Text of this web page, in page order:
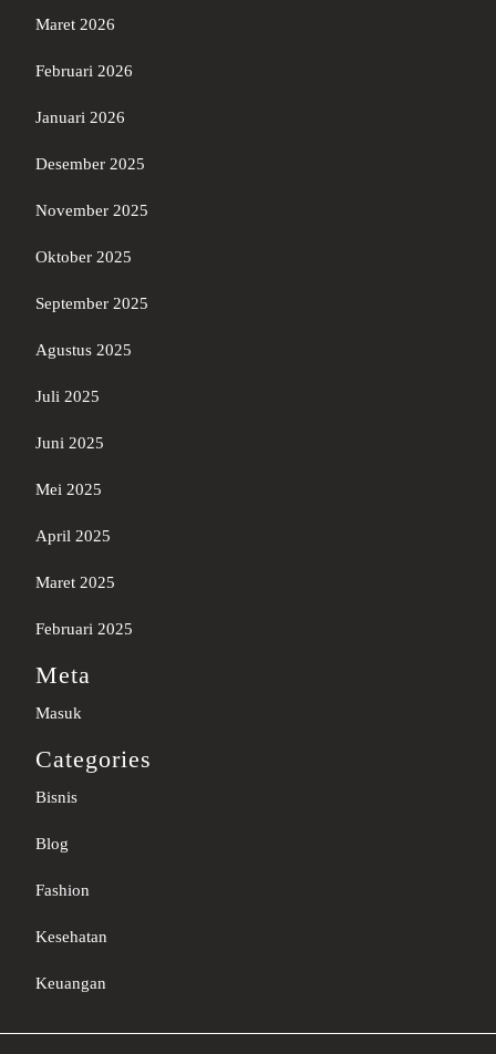
Maret 2026
Februari 2026
Januari 2026
Desember 2025
November 2025
Oktober 2025
September 2025
Agustus 2025
Juli 2025
Juni 2025
Mei 2025
April 2025
Maret 2025
Februari 2025
Meta
Masuk
Categories
Bisnis
Blog
Fashion
Kesehatan
Keuangan